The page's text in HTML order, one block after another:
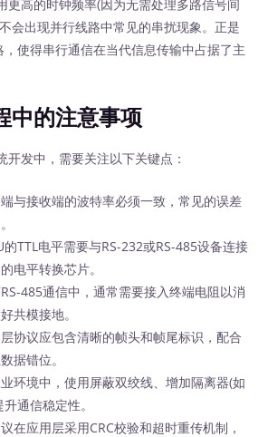
更高的时钟频率(因为无需处理多路信号间
会出现并行线路中常见的串扰现象。正是
，使得串行通信在当代信息传输中占据了主
中的注意事项
开发中，需要关注以下关键点：
与接收端的波特率必须一致，常见的误差
TTL电平需要与RS-232或RS-485设备连接
电平转换芯片。
485通信中，通常需要接入终端电阻以消
共模接地。
协议应包含清晰的帧头和帧尾标识，配合
据错位。
环境中，使用屏蔽双绞线、增加隔离器(如
通信稳定性。
在应用层采用CRC校验和超时重传机制，